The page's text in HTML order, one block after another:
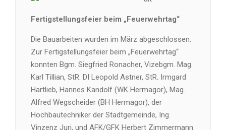
Fertigstellungsfeier beim „Feuerwehrtag“
Die Bauarbeiten wurden im März abgeschlossen.
Zur Fertigstellungsfeier beim „Feuerwehrtag“
konnten Bgm. Siegfried Ronacher, Vizebgm. Mag.
Karl Tillian, StR. DI Leopold Astner, StR. Irmgard
Hartlieb, Hannes Kandolf (WK Hermagor), Mag.
Alfred Wegscheider (BH Hermagor), der
Hochbautechniker der Stadtgemeinde, Ing.
Vinzenz Juri, und AFK/GFK Herbert Zimmermann